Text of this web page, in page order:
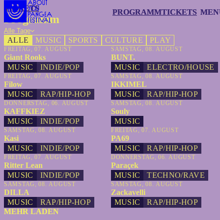
PROGRAMM
PROGRAMMTICKETS
TICKETS
TICKETS
TICKETS
Programm
Alle Tage
ALLE MUSIC SPORTS CULTURE PLAY
FREITAG, 07. AUGUST
Giant Rooks
MUSIC
INDIE/POP
SAMSTAG, 08. AUGUST
BUNT.
MUSIC
ELECTRO/HOUSE
FREITAG, 07. AUGUST
Filow
MUSIC
RAP/HIP-HOP
SAMSTAG, 08. AUGUST
IKKIMEL
MUSIC
RAP/HIP-HOP
DONNERSTAG, 06. AUGUST
KAFFKIEZ
MUSIC
INDIE/POP
SAMSTAG, 08. AUGUST
Souly
MUSIC
SAMSTAG, 08. AUGUST
Kasi
MUSIC
INDIE/POP
FREITAG, 07. AUGUST
PA69
MUSIC
RAP/HIP-HOP
FREITAG, 07. AUGUST
Ritter Lean
MUSIC
INDIE/POP
DONNERSTAG, 06. AUGUST
Paraçek
MUSIC
TECHNO/RAVE
SAMSTAG, 08. AUGUST
DILLA
MUSIC
RAP/HIP-HOP
SAMSTAG, 08. AUGUST
Zackavelli
MUSIC
RAP/HIP-HOP
MEHR LADEN
MEHR LADEN